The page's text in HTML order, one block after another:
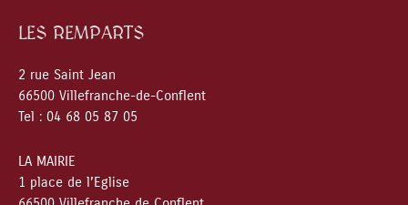
LES REMPARTS
2 rue Saint Jean
66500 Villefranche-de-Conflent
Tel : 04 68 05 87 05
LA MAIRIE
1 place de l’Eglise